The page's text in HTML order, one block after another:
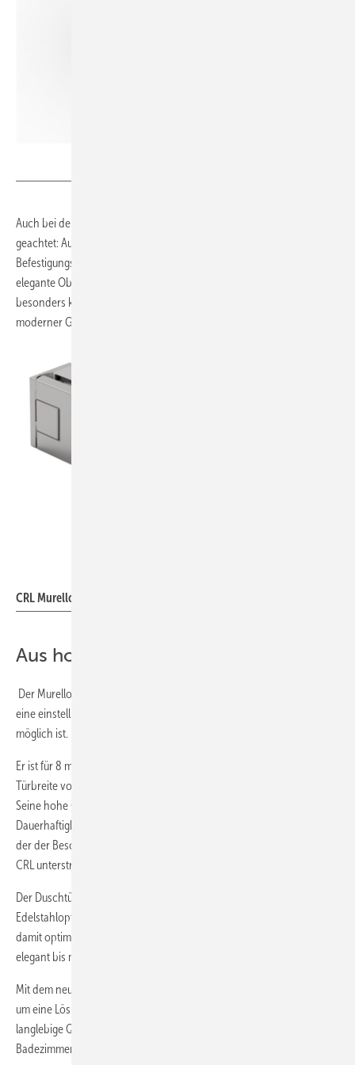
Auch bei der Montage wurde auf ein hochwertiges Erscheinungsbild
geachtet: Aufsteckbare Abdeckungen verdecken die
Befestigungsschrauben vollständig und sorgen für eine saubere,
elegante Oberfläche. Gleichzeitig ermöglicht die Konstruktion
besonders kleine Spaltmaße, was die minimalistische Gestaltung
moderner Glasduschen zusätzlich unterstützt.
CRL Murello ist in verschiedenen Oberflächen erhältlich
Aus hochwertigem Messing
Der Murello-Beschlag besteht aus hochwertigem Messing und bietet
eine einstellbare Nulllage, wodurch eine präzise Ausrichtung der Tür
möglich ist.
Er ist für 8 mm und 10 mm ESG geeignet und erlaubt eine maximale
Türbreite von 900 mm bei einem maximalen Türgewicht von 45 kg.
Seine hohe Qualität und Zuverlässigkeit wurden zudem durch eine
Dauerhaftigkeitsprüfung nach DIN EN 14428:2019-07 bestätigt, bei
der der Beschlag erfolgreich über 100.000 Zyklen getestet wurde, wie
CRL unterstreicht.
Der Duschtürbeschlag Murello ist in den Oberflächen Chrom,
Edelstahloptik gebürstet und matt schwarz erhältlich und lässt sich
damit optimal in unterschiedliche Konzepte integrieren, von klassisch
elegant bis modern und kontraststark.
Mit dem neuen Murello-Duschtürband erweitert CRL sein Sortiment
um eine Lösung, die Ästhetik, hohe technische Präzision und
langlebige Qualität in einem Produkt vereint – für anspruchsvolle
Badezimmer im privaten Wohnhaus sowie im Objektbereich.